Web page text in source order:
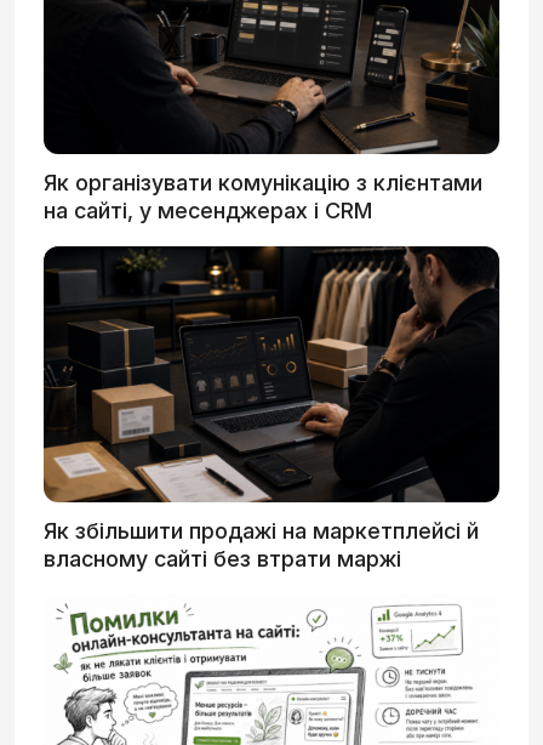
Як організувати комунікацію з клієнтами
на сайті, у месенджерах і CRM
Як збільшити продажі на маркетплейсі й
власному сайті без втрати маржі